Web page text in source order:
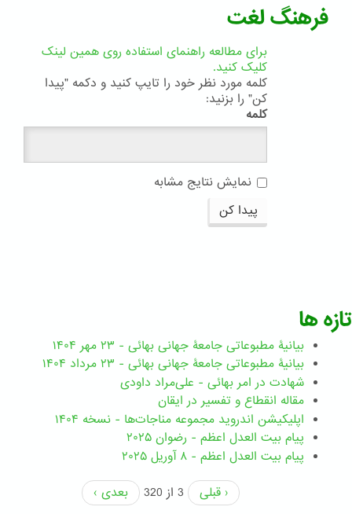
فرهنگ لغت
برای مطالعه راهنمای استفاده روی همین لینک
کلیک کنید.
کلمه مورد نظر خود را تایپ کنید و دکمه "پیدا
کن" را بزنید:
کلمه
نمایش نتایج مشابه
پیدا کن
تازه ها
بیانیۀ مطبوعاتی جامعۀ جهانی بهائی - ۲۳ مهر ۱۴۰۴
بیانیۀ مطبوعاتی جامعۀ جهانی بهائی - ۲۳ مرداد ۱۴۰۴
شهادت در امر بهائی - علی‌مراد داودی
مقاله انقطاع و تفسیر در ایقان
اپلیکیشن اندروید مجموعه مناجات‌ها - نسخه ۱۴۰۴
پیام بیت العدل اعظم - رضوان ۲۰۲۵
پیام بیت العدل اعظم - ۸ آوریل ۲۰۲۵
‹ قبلی
3 از 320 بعدی ›